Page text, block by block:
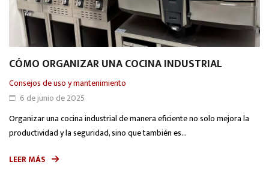
CÓMO ORGANIZAR UNA COCINA INDUSTRIAL
Consejos de uso y mantenimiento
6 de junio de 2025
Organizar una cocina industrial de manera eficiente no solo mejora la
productividad y la seguridad, sino que también es...
LEER MÁS